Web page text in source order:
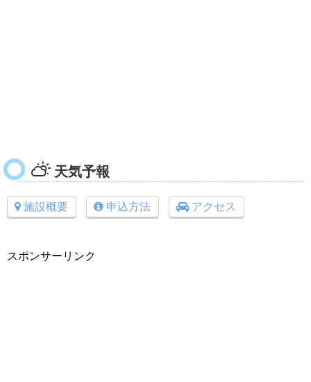
天気予報
施設概要 申込方法 アクセス
スポンサーリンク